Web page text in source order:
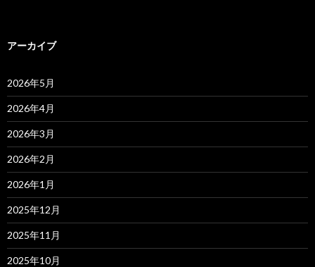
アーカイブ
2026年5月
2026年4月
2026年3月
2026年2月
2026年1月
2025年12月
2025年11月
2025年10月